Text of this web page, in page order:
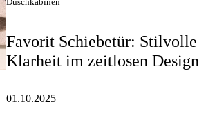
Favorit Schiebetür: Stilvolle
Klarheit im zeitlosen Design
01.10.2025